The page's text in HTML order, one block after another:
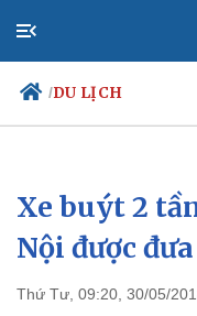
/DU LỊCH
Chính trị
Đảng
Tổ chức nhân sự
Nhận diện sự thật
Xe buýt 2
Nội được
Thứ Tư, 09:20, 30/05/